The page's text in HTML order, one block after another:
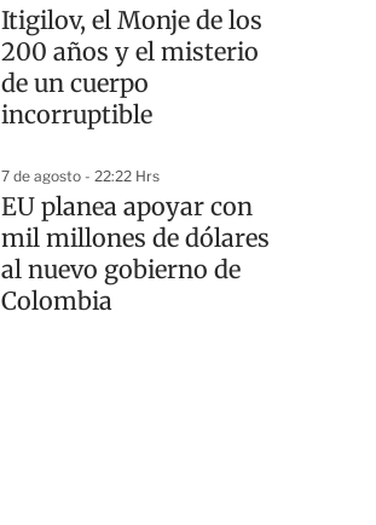
Itigilov, el Monje de los
200 años y el misterio
de un cuerpo
incorruptible
7 de agosto - 22:22 Hrs
EU planea apoyar con
mil millones de dólares
al nuevo gobierno de
Colombia